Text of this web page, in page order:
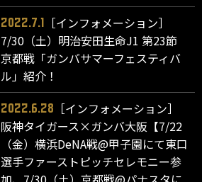
2022.7.1
［インフォメーション］
7/30（土）明治安田生命J1 第23節
京都戦「ガンバサマーフェスティバ
ル」紹介！
2022.6.28
［インフォメーション］
阪神タイガース×ガンバ大阪【7/22
（金）横浜DeNA戦@甲子園にて東口
選手ファーストピッチセレモニー参